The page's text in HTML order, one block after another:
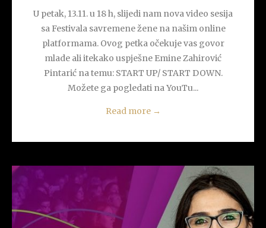
U petak, 13.11. u 18 h, slijedi nam nova video sesija
sa Festivala savremene žene na našim online
platformama. Ovog petka očekuje vas govor
mlade ali itekako uspješne Emine Zahirović
Pintarić na temu: START UP/ START DOWN.
Možete ga pogledati na YouTu...
Read more →